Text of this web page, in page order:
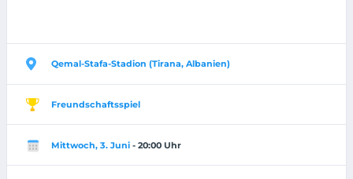
Qemal-Stafa-Stadion (Tirana, Albanien)
Freundschaftsspiel
Mittwoch, 3. Juni - 20:00 Uhr